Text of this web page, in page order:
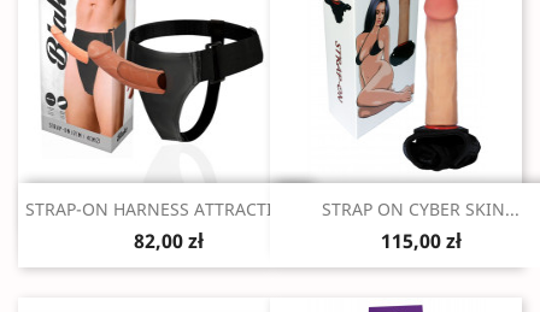
 Szybki podgląd
STRAP-ON HARNESS ATTRACTION...
82,00 zł
Szybki podgląd
STRAP ON CYBER SKIN...
115,00 zł